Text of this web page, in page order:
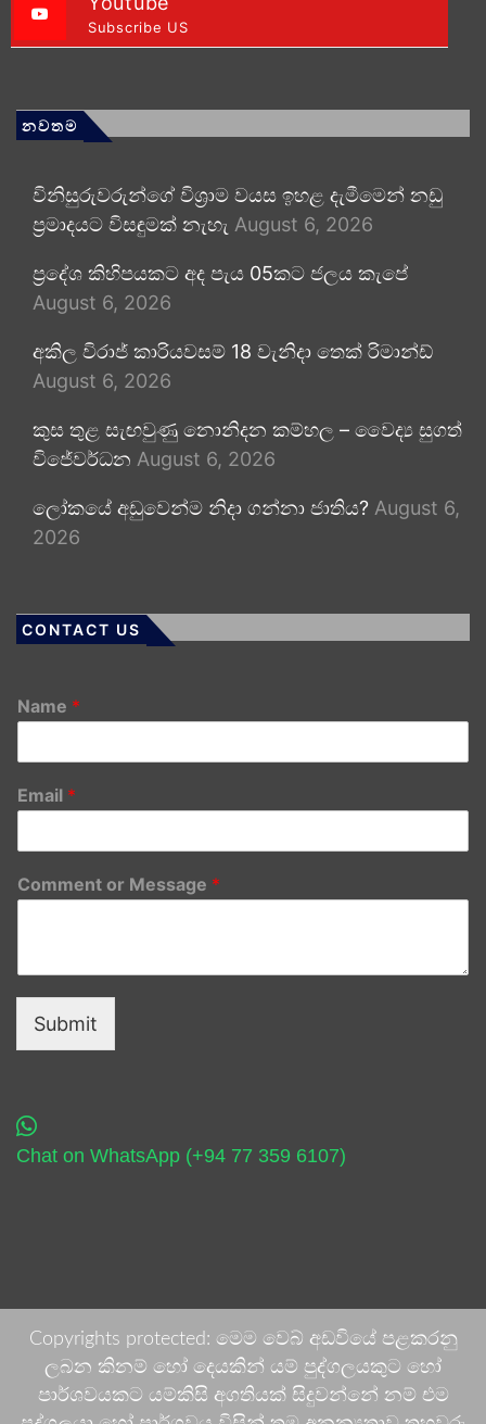
Subscribe US
නවතම
විනිසුරුවරුන්ගේ විශ්‍රාම වයස ඉහළ දැමීමෙන් නඩු
ප්‍රමාදයට විසඳුමක් නැහැ August 6, 2026
ප්‍රදේශ කිහිපයකට අද පැය 05කට ජලය කැපේ
August 6, 2026
අකිල විරාජ් කාරියවසම් 18 වැනිදා තෙක් රිමාන්ඩ්
August 6, 2026
කුස තුළ සැඟවුණු නොනිදන කම්හල – වෛද්‍ය සුගත්
විජේවර්ධන August 6, 2026
ලෝකයේ අඩුවෙන්ම නිදා ගන්නා ජාතිය? August 6,
2026
CONTACT US
Name *
Email *
Comment or Message *
Submit
Chat on WhatsApp (+94 77 359 6107)
Copyrights protected: මෙම වෙබ් අඩවියේ පළකරනු
ලබන කිනම් හෝ දෙයකින් යම් පුද්ගලයකුට හෝ
පාර්ශවයකට යම්කිසි අගතියක් සිදුවන්නේ නම් එම